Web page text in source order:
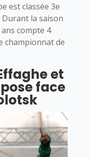
est classée 3e
Durant la saison
compte 4
championnat de
et
face